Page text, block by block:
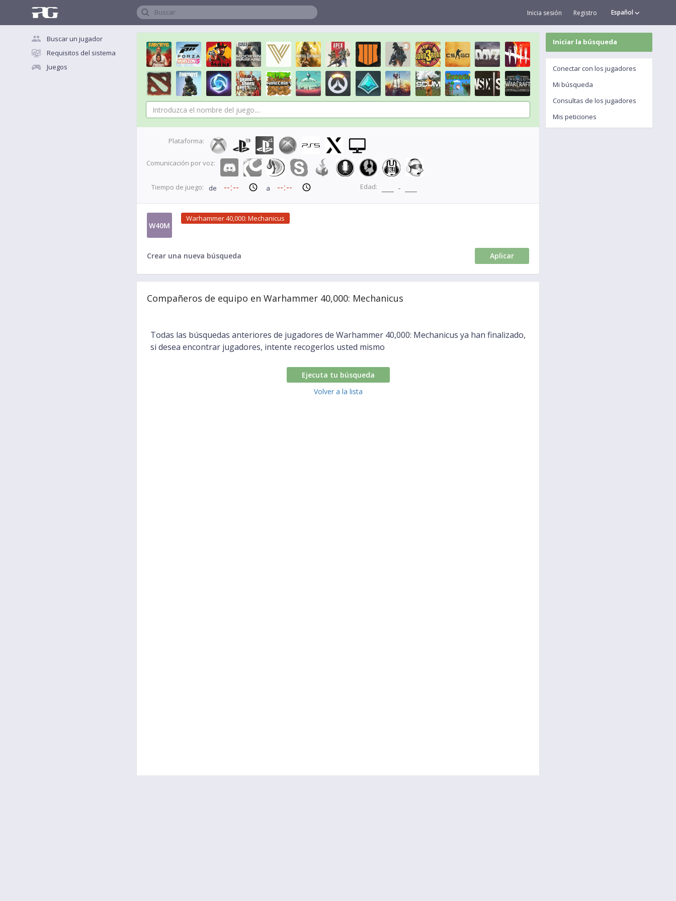
Buscar Español
Inicia sesión Registro
Buscar un jugador
Requisitos del sistema
Juegos
Plataforma:
Comunicación por voz:
Tiempo de juego: de a Edad: -
W40M
Warhammer 40,000: Mechanicus
Aplicar
Crear una nueva búsqueda
Compañeros de equipo en Warhammer 40,000: Mechanicus
Todas las búsquedas anteriores de jugadores de Warhammer 40,000: Mechanicus ya han finalizado,
si desea encontrar jugadores, intente recogerlos usted mismo
Ejecuta tu búsqueda
Volver a la lista
Iniciar la búsqueda
Conectar con los jugadores
Mi búsqueda
Consultas de los jugadores
Mis peticiones